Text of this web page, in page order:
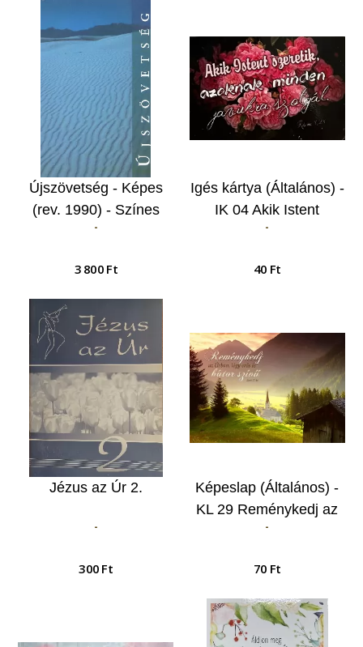
Újszövetség - Képes
(rev. 1990) - Színes
fotókkal és lapszéli
jegyzetekkel
-
3 800 Ft
Igés kártya (Általános) -
IK 04 Akik Istent
szeretik...
-
40 Ft
Jézus az Úr 2.
-
300 Ft
Képeslap (Általános) -
KL 29 Reménykedj az
Úrban, légy erős és
-
70 Ft